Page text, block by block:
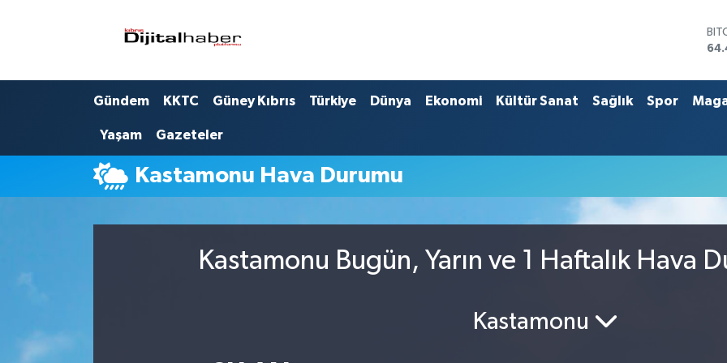
Gündem KKTC Güney Kıbrıs Türkiye Dünya Ekonomi Kültür Sanat Sağlık Spor
Yaşam Gazeteler
Kastamonu Hava Durumu
Kastamonu Bugün, Yarın ve 1 Haftalık Hava
Kastamonu
Trafik Durumu
Süper Lig Puan Durumu ve Fikstür
Tüm Manşetler
Son Dakika Haberleri